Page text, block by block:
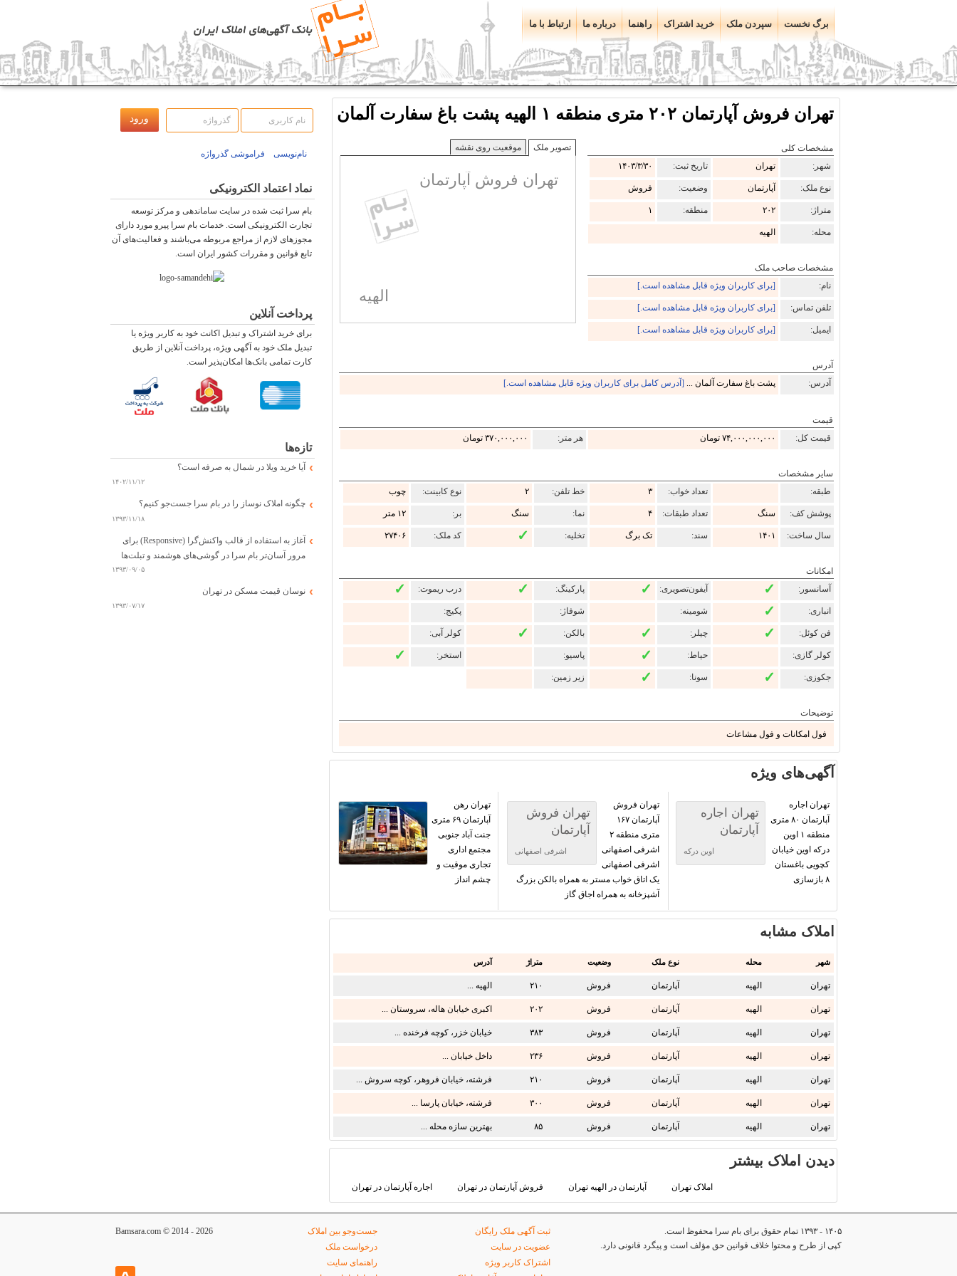
برگ نخست سپردن ملک خرید اشتراک راهنما درباره ما ارتباط با ما
نام‌نویسی فراموشی گذرواژه
نماد اعتماد الکترونیکی
بام سرا ثبت شده در سایت ساماندهی و مرکز توسعه
تجارت الکترونیکی است. خدمات بام سرا پیرو مورد دارای
مجوزهای لازم از مراجع مربوطه می‌باشند و فعاليت‌های آن
تابع قوانين و مقررات کشور ايران است.
پرداخت آنلاین
برای خرید اشتراک و تبدیل اکانت خود به کاربر ویژه یا
تبدیل ملک خود به آگهی ویژه، پرداخت آنلاین از طریق
کارت تمامی بانک‌ها امکان‌پذیر است.
تازه‌ها
آیا خرید ویلا در شمال به صرفه است؟
۱۴۰۲/۱۱/۱۲
چگونه املاک نوساز را در بام سرا جست‌جو کنیم؟
۱۳۹۳/۱۱/۱۸
آغاز به استفاده از قالب واکنش‌گرا (Responsive) برای
مرور آسان‌تر بام سرا در گوشی‌های هوشمند و تبلت‌ها
۱۳۹۳/۰۹/۰۵
نوسان قیمت مسکن در تهران
۱۳۹۳/۰۷/۱۷
تهران فروش آپارتمان ۲۰۲ متری منطقه ۱ الهیه پشت باغ سفارت آلمان
تصویر ملک موقعیت روی نقشه
تهران فروش آپارتمان
الهیه
مشخصات کلی
شهر:
تهران تاریخ ثبت: ۱۴۰۳/۳/۳۰
نوع ملک: آپارتمان وضعیت: فروش
متراژ: ۲۰۲ منطقه: ۱
محله: الهیه
مشخصات صاحب ملک
نام:
[برای کاربران ویژه قابل مشاهده است.]
تلفن تماس: [برای کاربران ویژه قابل مشاهده است.]
ایمیل: [برای کاربران ویژه قابل مشاهده است.]
آدرس
آدرس:
پشت باغ سفارت آلمان ... [آدرس کامل برای کاربران ویژه قابل مشاهده است.]
قیمت
قیمت کل:
۷۴,۰۰۰,۰۰۰,۰۰۰ تومان هر متر: ۳۷۰,۰۰۰,۰۰۰ تومان
سایر مشخصات
طبقه:
تعداد خواب: ۳ خط تلفن: ۲ نوع کابینت: چوب
پوشش کف: سنگ تعداد طبقات: ۴ نما: سنگ بر: ۱۲ متر
سال ساخت: ۱۴۰۱ سند: تک برگ تخلیه: ✓ کد ملک: ۲۷۴۰۶
امکانات
آسانسور:
✓ آیفون‌تصویری: ✓ پارکینگ: ✓ درب ریموت: ✓
انباری: ✓ شومینه: شوفاژ: پکیج:
فن کوئل: ✓ چیلر: ✓ بالکن: ✓ کولر آبی:
کولر گازی: حیاط: ✓ پاسیو: استخر: ✓
جکوزی: ✓ سونا: ✓ زیر زمین:
توضیحات
فول امکانات و فول مشاعات
آگهی‌های ویژه
تهران اجاره
آپارتمان
اوین درکه
تهران اجاره
آپارتمان ۸۰ متری
منطقه ۱ اوین
درکه اوین خیابان
کچویی باغستان
۸ بازسازی
تهران فروش
آپارتمان
اشرفی اصفهانی
تهران فروش
آپارتمان ۱۶۷
متری منطقه ۲
اشرفی اصفهانی
اشرفی اصفهانی
یک اتاق خواب مستر به همراه بالکن بزرگ
آشپزخانه به همراه اجاق گاز
تهران رهن
آپارتمان ۶۹ متری
جنت آباد جنوبی
مجتمع اداری
تجاری موقیت و
چشم انداز
املاک مشابه
شهر محله نوع ملک وضعیت متراژ آدرس
تهران الهیه آپارتمان فروش ۲۱۰ الهیه ...
تهران الهیه آپارتمان فروش ۲۰۲ اکبری خیابان هاله، سروستان ...
تهران الهیه آپارتمان فروش ۳۸۳ خیابان خزر، کوچه فرخنده ...
تهران الهیه آپارتمان فروش ۲۳۶ داخل خیابان ...
تهران الهیه آپارتمان فروش ۲۱۰ فرشته، خیابان فروهر، کوچه سروش ...
تهران الهیه آپارتمان فروش ۳۰۰ فرشته، خیابان پارسا ...
تهران الهیه آپارتمان فروش ۸۵ بهترین سازه محله ...
دیدن املاک بیشتر
املاک تهران آپارتمان در الهیه تهران فروش آپارتمان در تهران اجاره آپارتمان در تهران
ثبت آگهی ملک رایگان
عضویت در سایت
اشتراک کاربر ویژه
جست‌وجو بین املاک
درخواست ملک
راهنمای سایت
۱۴۰۵ - ۱۳۹۳ تمام حقوق برای بام سرا محفوظ است.
کپی از طرح و محتوا خلاف قوانین حق مؤلف است و پیگرد قانونی دارد.
Bamsara.com © 2014 - 2026